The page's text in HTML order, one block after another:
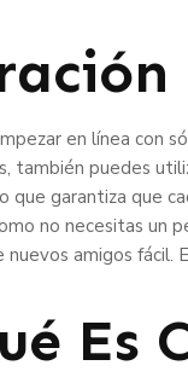
en línea con
también puedes
que garantiza que
no necesitas un
nuevos amigos fácil.
Es